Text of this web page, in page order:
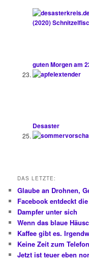
guten Morgen am
Desaster
DAS LETZTE:
Glaube an Drohnen,
Facebook entdeckt
Dampfer unter sich
Wenn das blaue
Kaffee gibt es.
Keine Zeit zum
Jetzt ist teuer eben